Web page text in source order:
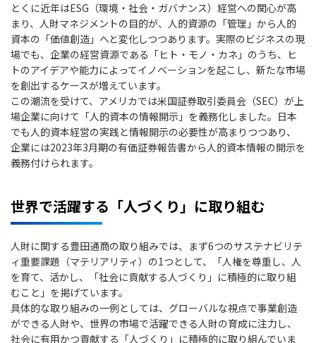
とくに近年はESG（環境・社会・ガバナンス）経営への関心が高
まり、人財マネジメントの目的が、人的資源の「管理」から人的
資本の「価値創造」へと変化しつつあります。実際のビジネスの現
場でも、企業の経営資源である「ヒト・モノ・カネ」のうち、ヒ
トのアイデアや能力によってイノベーションを起こし、新たな市場
を創出するケースが増えています。
この潮流を受けて、アメリカでは米国証券取引委員会（SEC）が上
場企業に向けて「人的資本の情報開示」を義務化しました。日本
でも人的資本経営の実践と情報開示の必要性が高まりつつあり、
企業には2023年3月期の有価証券報告書から人的資本情報の開示を
義務付けられます。
世界で活躍する「人づくり」に取り組む
人財に関する豊田通商の取り組みでは、まず6つのサステナビリテ
ィ重要課題（マテリアリティ）の1つとして、「人権を尊重し、人
を育て、活かし、「社会に貢献する人づくり」に積極的に取り組
むこと」を掲げています。
具体的な取り組みの一例としては、グローバルな視点で事業創造
ができる人財や、世界の市場で活躍できる人財の育成に注力し、
社会に有用かつ貢献する「人づくり」に積極的に取り組んでいま